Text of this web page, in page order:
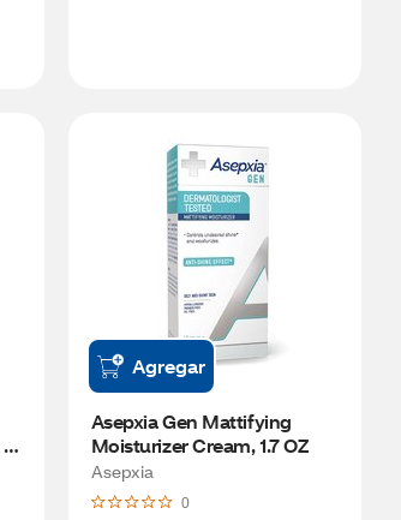
Agregar
Asepxia Gen Mattifying
Moisturizer Cream, 1.7 OZ
Asepxia
0